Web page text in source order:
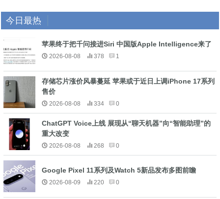
今日最热
苹果终于把千问接进Siri 中国版Apple Intelligence来了
2026-08-08 378 1
存储芯片涨价风暴蔓延 苹果或于近日上调iPhone 17系列
售价
2026-08-08 334 0
ChatGPT Voice上线 展现从“聊天机器”向“智能助理”的
重大改变
2026-08-08 268 0
Google Pixel 11系列及Watch 5新品发布多图前瞻
2026-08-09 220 0